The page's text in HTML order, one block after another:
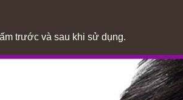
trước và sau khi sử dụng.